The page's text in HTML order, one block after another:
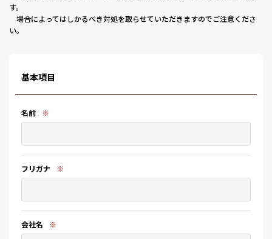
す。
場合によってはしかるべき対処を取らせていただきますのでご注意くださ
い。
基本項目
名前 ※
フリガナ ※
会社名 ※